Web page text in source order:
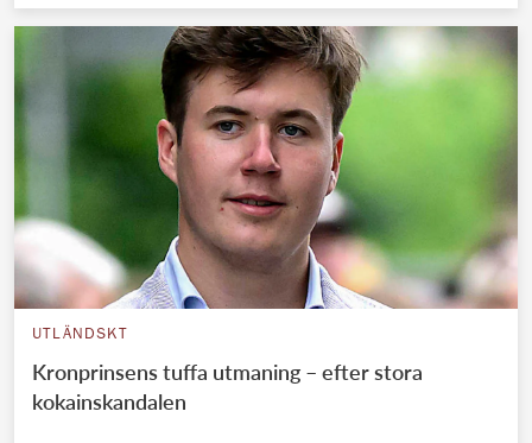
UTLÄNDSKT
Kronprinsens tuffa utmaning – efter stora
kokainskandalen